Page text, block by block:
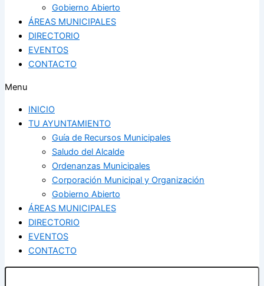
Gobierno Abierto
ÁREAS MUNICIPALES
DIRECTORIO
EVENTOS
CONTACTO
Menu
INICIO
TU AYUNTAMIENTO
Guía de Recursos Municipales
Saludo del Alcalde
Ordenanzas Municipales
Corporación Municipal y Organización
Gobierno Abierto
ÁREAS MUNICIPALES
DIRECTORIO
EVENTOS
CONTACTO